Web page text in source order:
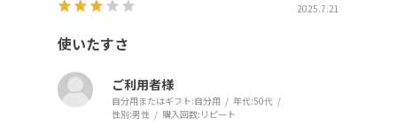
2025.7.21
使いたすさ
ご利用者様
自分用またはギフト:自分用 年代:50代
性別:男性 購入回数: リピート